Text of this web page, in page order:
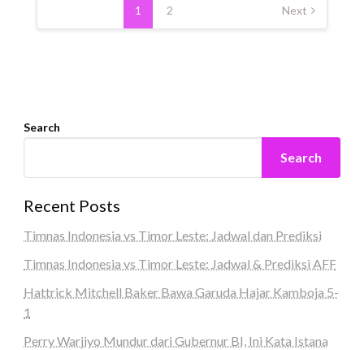
1 2 Next
Search
Search
Recent Posts
Timnas Indonesia vs Timor Leste: Jadwal dan Prediksi
Timnas Indonesia vs Timor Leste: Jadwal & Prediksi AFF
Hattrick Mitchell Baker Bawa Garuda Hajar Kamboja 5-
1
Perry Warjiyo Mundur dari Gubernur BI, Ini Kata Istana